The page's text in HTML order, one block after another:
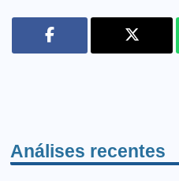
Análises recentes